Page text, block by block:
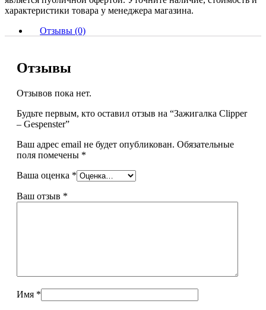
характеристики товара у менеджера магазина.
Отзывы (0)
Отзывы
Отзывов пока нет.
Будьте первым, кто оставил отзыв на “Зажигалка Clipper
– Gespenster”
Ваш адрес email не будет опубликован. Обязательные
поля помечены *
Ваша оценка *
Ваш отзыв *
Имя *